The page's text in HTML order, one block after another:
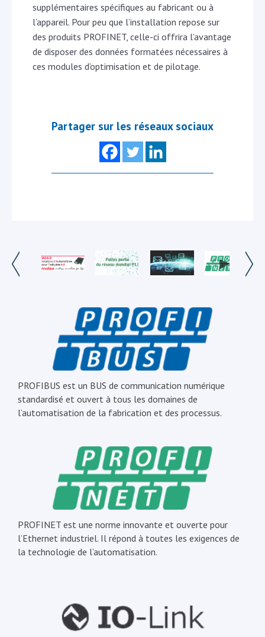
supplémentaires spécifiques au fabricant ou à
l’appareil. Pour peu que l’installation repose sur
des produits PROFINET, celle-ci offrira l’avantage
de disposer des données formatées nécessaires à
ces modules d’optimisation et de pilotage.
Partager sur les réseaux sociaux
PROFIBUS est un BUS de communication numérique
standardisé et ouvert à tous les domaines de
l’automatisation de la fabrication et des processus.
PROFINET est une norme innovante et ouverte pour
l’Ethernet industriel. Il répond à toutes les exigences de
la technologie de l’automatisation.